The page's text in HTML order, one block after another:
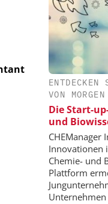
VON MORGEN
Die Start-
und
Innovationen
Chemie- und
Plattform